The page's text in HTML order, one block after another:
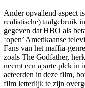
Ander opvallend aspect
realistische) taalgebruik
gegeven dat HBO als
‘open’ Amerikaanse
Fans van het maffia-
zoals The Godfather,
neemt een aparte plek in
acteerden in deze film,
film letterlijk te zijn